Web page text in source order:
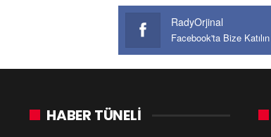
RadyOrjinal
Facebook'ta Bize Katılın
HABER TÜNELİ